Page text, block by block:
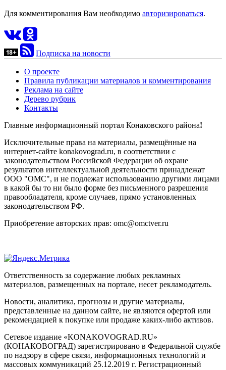
Для комментирования Вам необходимо авторизироваться.
Подписка на новости
О проекте
Правила публикации материалов и комментирования
Реклама на сайте
Дерево рубрик
Контакты
Главные информационный портал Конаковского района!
Исключительные права на материалы, размещённые на
интернет-сайте konakovograd.ru, в соответствии с
законодательством Российской Федерации об охране
результатов интеллектуальной деятельности принадлежат
ООО "ОМС", и не подлежат использованию другими лицами
в какой бы то ни было форме без письменного разрешения
правообладателя, кроме случаев, прямо установленных
законодательством РФ.
Приобретение авторских прав: omc@omctver.ru
Ответственность за содержание любых рекламных
материалов, размещенных на портале, несет рекламодатель.
Новости, аналитика, прогнозы и другие материалы,
представленные на данном сайте, не являются офертой или
рекомендацией к покупке или продаже каких-либо активов.
Сетевое издание «KONAKOVOGRAD.RU»
(КОНАКОВОГРАД) зарегистрировано в Федеральной службе
по надзору в сфере связи, информационных технологий и
массовых коммуникаций 25.12.2019 г. Регистрационный